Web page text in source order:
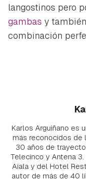
langostinos pero
gambas y
combinación
Karlos Arguiñano es
más reconocidos de
30 años de
Telecinco y Antena
Aiala y del Hotel
autor de más de 40